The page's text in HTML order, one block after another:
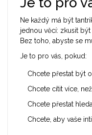
Ne každý má být
jednou věcí: zkusit být
Bez toho, abyste se
Je to pro vás, pokud:
Chcete přestat být
Chcete cítit více,
Chcete přestat
Chcete, aby vaše